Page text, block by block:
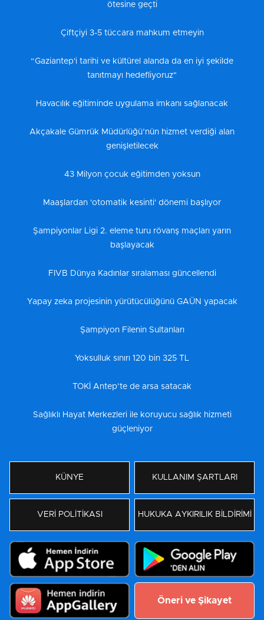
ötesine geçti
Çiftçiyi 3-5 tüccara mahkum etmeyin
“Gaziantep'i tarihi ve kültürel alanda da en iyi şekilde
tanıtmayı hedefliyoruz"
Havacılık eğitiminde uygulama imkanı sağlanacak
Akçakale Gümrük Müdürlüğü’nün hizmet verdiği alan
genişletilecek
43 Milyon çocuk eğitimden yoksun
Maaşlardan 'otomatik kesinti' dönemi başlıyor
Şampiyonlar Ligi 2. eleme turu rövanş maçları yarın
başlayacak
FIVB Dünya Kadınlar sıralaması güncellendi
Yapay zeka projesinin yürütücülüğünü GAÜN yapacak
Şampiyon Filenin Sultanları
Yoksulluk sınırı 120 bin 325 TL
TOKİ Antep’te de arsa satacak
Sağlıklı Hayat Merkezleri ile koruyucu sağlık hizmeti
güçleniyor
KÜNYE KULLANIM ŞARTLARI
VERİ POLİTİKASI HUKUKA AYKIRILIK BİLDİRİMİ
Öneri ve Şikayet